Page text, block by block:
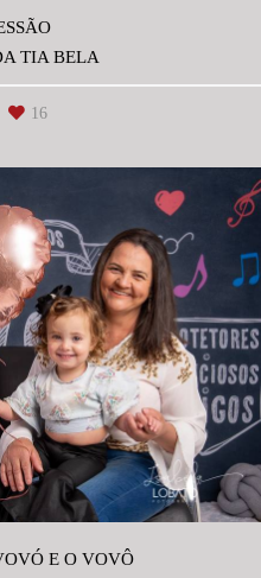
TIA BELA
16
E O VOVÔ